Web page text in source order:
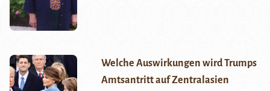
Welche Auswirkungen wird Trumps
Amtsantritt auf Zentralasien